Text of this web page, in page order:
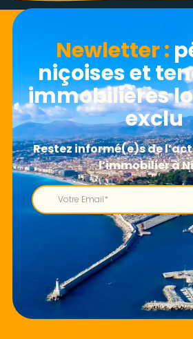
Newletter​ :
niçoises et
immobilières
exclu